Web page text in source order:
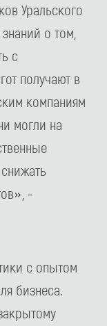
Уральского
о том,
с
получают в
компаниям
могли на
-
с опытом
бизнеса.